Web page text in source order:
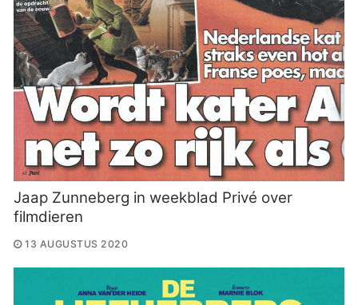
Jaap Zunneberg in weekblad Privé over
filmdieren
13 AUGUSTUS 2020